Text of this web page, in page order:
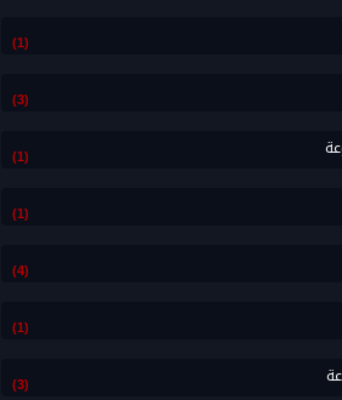
(1)
(3)
(1)
(1)
(4)
(1)
(3)